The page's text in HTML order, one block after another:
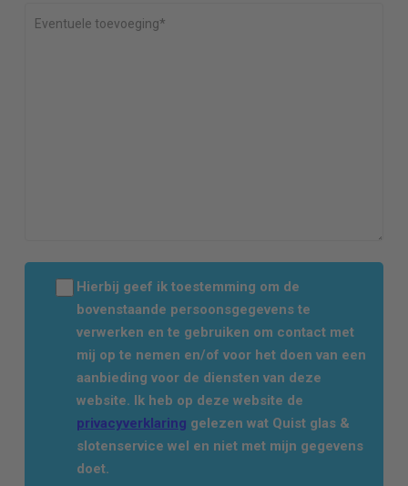
Hierbij geef ik toestemming om de
bovenstaande persoonsgegevens te
verwerken en te gebruiken om contact met
mij op te nemen en/of voor het doen van een
aanbieding voor de diensten van deze
website. Ik heb op deze website de
privacyverklaring gelezen wat Quist glas &
slotenservice wel en niet met mijn gegevens
doet.